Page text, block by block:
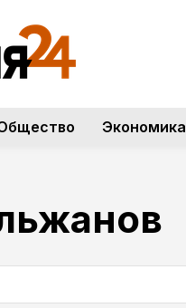
Экономика